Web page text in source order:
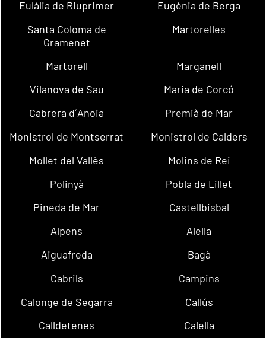
Eulàlia de Riuprimer
Eugènia de Berga
Santa Coloma de
Gramenet
Martorelles
Martorell
Marganell
Vilanova de Sau
Maria de Corcó
Cabrera d´Anoia
Premià de Mar
Monistrol de Montserrat
Monistrol de Calders
Mollet del Vallès
Molins de Rei
Polinyà
Pobla de Lillet
Pineda de Mar
Castellbisbal
Alpens
Alella
Aiguafreda
Bagà
Cabrils
Campins
Calonge de Segarra
Callús
Calldetenes
Calella